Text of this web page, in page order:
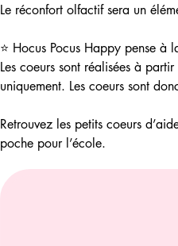
Le réconfort olfactif sera un
⭐ Hocus Pocus Happy pense à
Les coeurs sont réalisées à
uniquement. Les coeurs sont
Retrouvez les petits coeurs
poche pour l’école.